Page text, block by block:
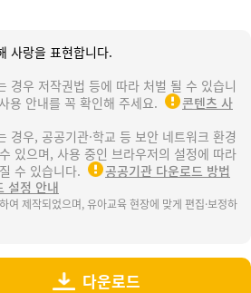
사랑을 표현합니다.
경우 저작권법 등에 따라 처벌 될 수 있습니
용 안내를 꼭 확인해 주세요.
콘텐츠 사
경우, 공공기관·학교 등 보안 네트워크 환경
있으며, 사용 중인 브라우저의 설정에 따라
수 있습니다.
공공기관 다운로드 방법
설정 안내
여 제작되었으며, 유아교육 현장에 맞게 편집·보정하
다운로드